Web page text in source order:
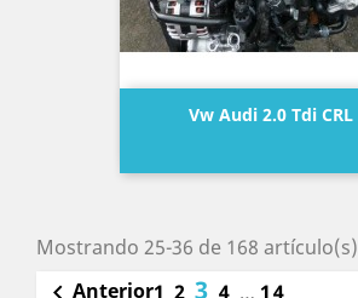
Vw Audi 2.0 Tdi CRL
Mostrando 25-36 de 168 artículo(s)
Anterior1 2 3 4 … 14